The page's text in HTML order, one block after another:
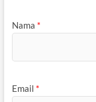
Nama *
Email *